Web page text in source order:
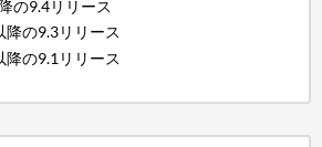
の9.4リリース
降の9.3リリース
降の9.1リリース